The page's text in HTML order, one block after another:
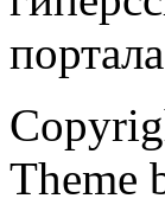
Theme